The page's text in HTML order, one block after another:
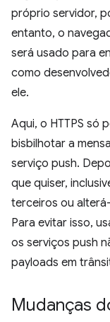
próprio servidor,
entanto, o
será usado para
como
ele.
Aqui, o HTTPS só
bisbilhotar a
serviço push.
que quiser,
terceiros ou
Para evitar isso,
os serviços push
payloads em
Mudanças